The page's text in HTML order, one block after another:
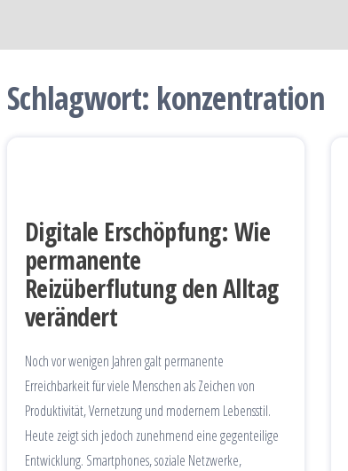
Schlagwort: konzentration
Digitale Erschöpfung: Wie
permanente
Reizüberflutung den Alltag
verändert
Noch vor wenigen Jahren galt permanente
Erreichbarkeit für viele Menschen als Zeichen von
Produktivität, Vernetzung und modernem Lebensstil.
Heute zeigt sich jedoch zunehmend eine gegenteilige
Entwicklung. Smartphones, soziale Netzwerke,